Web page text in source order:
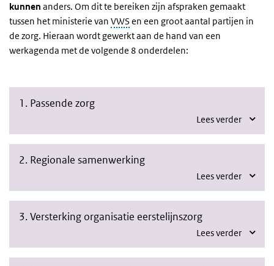
kunnen anders. Om dit te bereiken zijn afspraken gemaakt
tussen het ministerie van VWS en een groot aantal partijen in
de zorg. Hieraan wordt gewerkt aan de hand van een
werkagenda met de volgende 8 onderdelen:
1. Passende zorg
Lees verder
2. Regionale samenwerking
Lees verder
3. Versterking organisatie eerstelijnszorg
Lees verder